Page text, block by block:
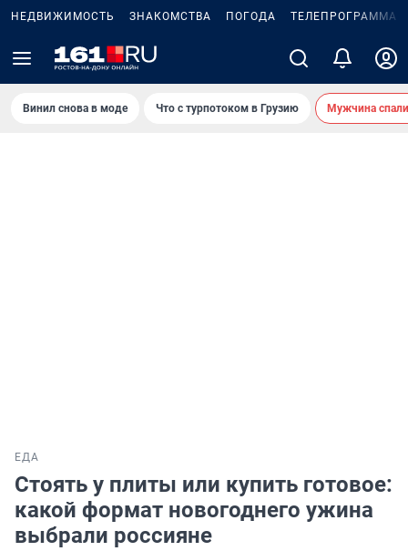
НЕДВИЖИМОСТЬ ЗНАКОМСТВА ПОГОДА ТЕЛЕПРОГРАММА
Винил снова в моде Что с турпотоком в Грузию Мужчина
ЕДА
Стоять у плиты или купить готовое:
какой формат новогоднего ужина
выбрали россияне